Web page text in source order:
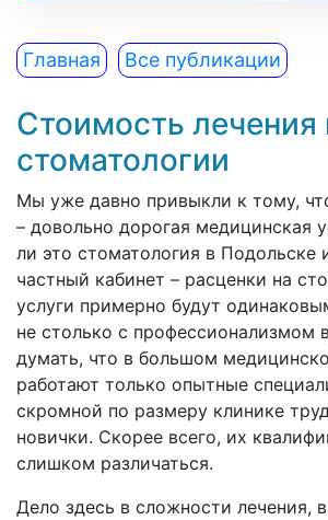
Главная Все публикации
Стоимость лечения
стоматологии
Мы уже давно привыкли к тому,
– довольно дорогая медицинская
ли это стоматология в Подольске
частный кабинет – расценки на
услуги примерно будут
не столько с профессионализмом
думать, что в большом
работают только опытные
скромной по размеру клинике
новички. Скорее всего, их
слишком различаться.
Дело здесь в сложности лечения,